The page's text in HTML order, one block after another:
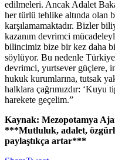
edilmeleri. Ancak Adalet
her türlü tehlike altında olan
karşılamamaktadır. Bizler
kazanım devrimci
bilincimiz bize bir kez daha
söylüyor. Bu nedenle
devrimci, yurtsever güçlere,
hukuk kurumlarına, tutsak
halklara çağrımızdır: ‘Kuyu
harekete geçelim.”
Kaynak: Mezopotamya
***Mutluluk, adalet,
paylaştıkça artar***